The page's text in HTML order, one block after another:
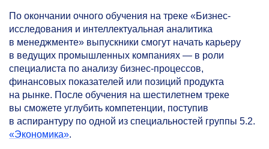
По окончании очного обучения на треке «Бизнес-
исследования и интеллектуальная аналитика
в менеджменте» выпускники смогут начать карьеру
в ведущих промышленных компаниях — в роли
специалиста по анализу бизнес-процессов,
финансовых показателей или позиций продукта
на рынке. После обучения на шестилетнем треке
вы сможете углубить компетенции, поступив
в аспирантуру по одной из специальностей группы 5.2.
«Экономика».